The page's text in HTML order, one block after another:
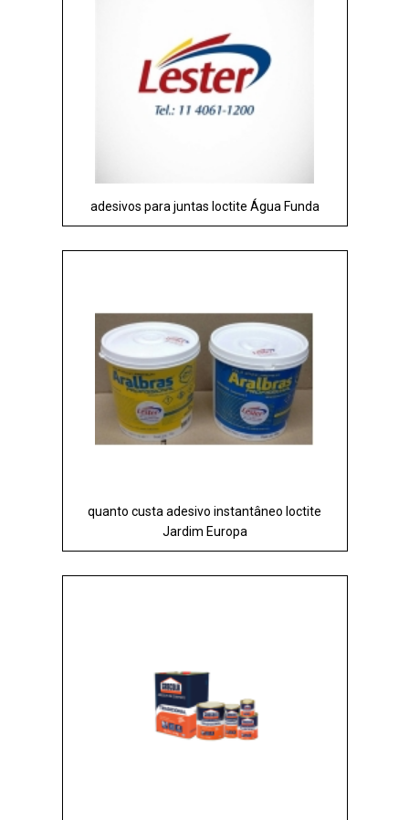
adesivos para juntas loctite Água Funda
quanto custa adesivo instantâneo loctite
Jardim Europa